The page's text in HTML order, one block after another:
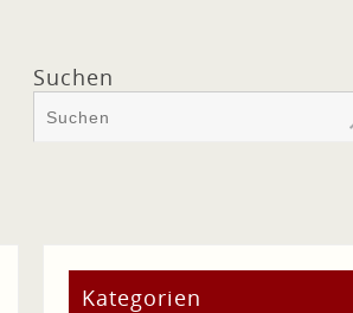
Suchen
Kategorien